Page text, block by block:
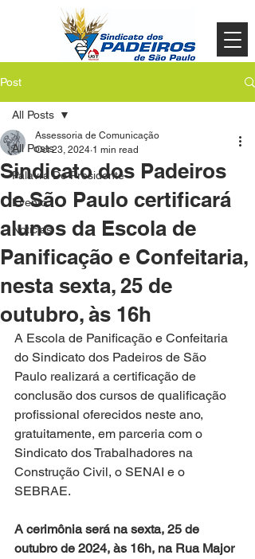
Post
All Posts
Palavra Do Presidente
Evento
Noticias
All Posts
Sindicato dos Padeiros
de São Paulo certificará
alunos da Escola de
Panificação e Confeitaria,
nesta sexta, 25 de
outubro, às 16h
Assessoria de Comunicação
Oct 23, 2024 1 min read
A Escola de Panificação e Confeitaria
do Sindicato dos Padeiros de São
Paulo realizará a certificação de
conclusão dos cursos de qualificação
profissional oferecidos neste ano,
gratuitamente, em parceria com o
Sindicato dos Trabalhadores na
Construção Civil, o SENAI e o
SEBRAE.
A cerimônia será na sexta, 25 de
outubro de 2024, às 16h, na Rua Major